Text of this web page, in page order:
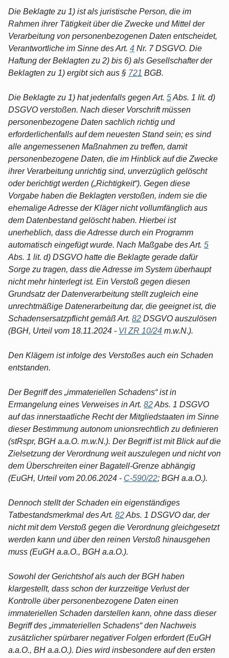
Die Beklagte zu 1) ist als juristische Person, die im
Rahmen ihrer Tätigkeit über die Zwecke und Mittel der
Verarbeitung von personenbezogenen Daten entscheidet,
Verantwortliche im Sinne des Art. 4 Nr. 7 DSGVO. Die
Haftung der Beklagten zu 2) bis 6) als Gesellschafter der
Beklagten zu 1) ergibt sich aus § 721 BGB.
Die Beklagte zu 1) hat jedenfalls gegen Art. 5Abs. 1 lit. d)
DSGVO verstoßen. Nach dieser Vorschrift müssen
personenbezogene Daten sachlich richtig und
erforderlichenfalls auf dem neuesten Stand sein; es sind
alle angemessenen Maßnahmen zu treffen, damit
personenbezogene Daten, die im Hinblick auf die Zwecke
ihrer Verarbeitung unrichtig sind, unverzüglich gelöscht
oder berichtigt werden („Richtigkeit“). Gegen diese
Vorgabe haben die Beklagten verstoßen, indem sie die
ehemalige Adresse der Kläger nicht vollumfänglich aus
dem Datenbestand gelöscht haben. Hierbei ist
unerheblich, dass die Adresse durch ein Programm
automatisch eingefügt wurde. Nach Maßgabe des Art. 5
Abs. 1 lit. d) DSGVO hatte die Beklagte gerade dafür
Sorge zu tragen, dass die Adresse im System überhaupt
nicht mehr hinterlegt ist. Ein Verstoß gegen diesen
Grundsatz der Datenverarbeitung stellt zugleich eine
unrechtmäßige Datenerarbeitung dar, die geeignet ist, die
Schadensersatzpflicht gemäß Art. 82 DSGVO auszulösen
(BGH, Urteil vom 18.11.2024 - VI ZR 10/24 m.w.N.).
Den Klägern ist infolge des Verstoßes auch ein Schaden
entstanden.
Der Begriff des „immateriellen Schadens“ ist in
Ermangelung eines Verweises in Art. 82Abs. 1 DSGVO
auf das innerstaatliche Recht der Mitgliedstaaten im Sinne
dieser Bestimmung autonom unionsrechtlich zu definieren
(stRspr, BGH a.a.O. m.w.N.). Der Begriff ist mit Blick auf die
Zielsetzung der Verordnung weit auszulegen und nicht von
dem Überschreiten einer Bagatell-Grenze abhängig
(EuGH, Urteil vom 20.06.2024 - C-590/22; BGH a.a.O.).
Dennoch stellt der Schaden ein eigenständiges
Tatbestandsmerkmal des Art. 82Abs. 1 DSGVO dar, der
nicht mit dem Verstoß gegen die Verordnung gleichgesetzt
werden kann und über den reinen Verstoß hinausgehen
muss (EuGH a.a.O., BGH a.a.O.).
Sowohl der Gerichtshof als auch der BGH haben
klargestellt, dass schon der kurzzeitige Verlust der
Kontrolle über personenbezogene Daten einen
immateriellen Schaden darstellen kann, ohne dass dieser
Begriff des „immateriellen Schadens“ den Nachweis
zusätzlicher spürbarer negativer Folgen erfordert (EuGH
a.a.O., BH a.a.O.). Dies wird insbesondere auf den ersten